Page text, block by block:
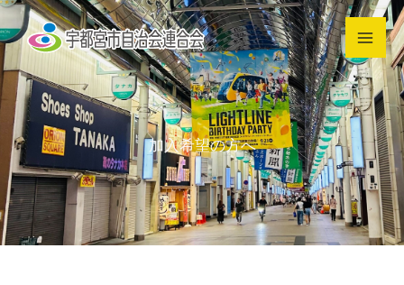
内
容
を
ス
キ
ッ
プ
加入希望の方へ